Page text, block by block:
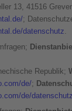
13, 41516
;
datenschutz.
Republik;
de/;
de/